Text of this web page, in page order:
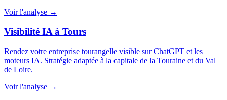
Voir l'analyse →
Visibilité IA à Tours
Rendez votre entreprise tourangelle visible sur ChatGPT et les
moteurs IA. Stratégie adaptée à la capitale de la Touraine et du Val
de Loire.
Voir l'analyse →